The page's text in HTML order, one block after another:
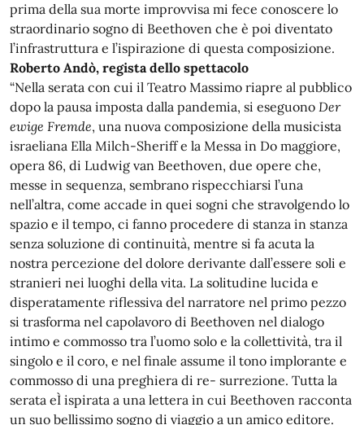
prima della sua morte improvvisa mi fece conoscere lo
straordinario sogno di Beethoven che è poi diventato
l’infrastruttura e l’ispirazione di questa composizione.
Roberto Andò, regista dello spettacolo
“Nella serata con cui il Teatro Massimo riapre al pubblico
dopo la pausa imposta dalla pandemia, si eseguono Der
ewige Fremde, una nuova composizione della musicista
israeliana Ella Milch-Sheriff e la Messa in Do maggiore,
opera 86, di Ludwig van Beethoven, due opere che,
messe in sequenza, sembrano rispecchiarsi l’una
nell’altra, come accade in quei sogni che stravolgendo lo
spazio e il tempo, ci fanno procedere di stanza in stanza
senza soluzione di continuità, mentre si fa acuta la
nostra percezione del dolore derivante dall’essere soli e
stranieri nei luoghi della vita. La solitudine lucida e
disperatamente riflessiva del narratore nel primo pezzo
si trasforma nel capolavoro di Beethoven nel dialogo
intimo e commosso tra l’uomo solo e la collettività, tra il
singolo e il coro, e nel finale assume il tono implorante e
commosso di una preghiera di re- surrezione. Tutta la
serata eÌ ispirata a una lettera in cui Beethoven racconta
un suo bellissimo sogno di viaggio a un amico editore.